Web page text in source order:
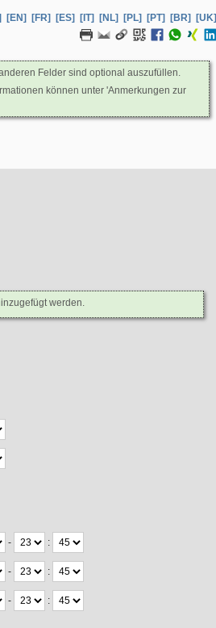
[EN] [FR] [ES] [IT] [NL] [PL] [PT] [BR] [UK]
Felder sind optional auszufüllen.
können unter 'Anmerkungen zur
werden.
- :
- :
- :